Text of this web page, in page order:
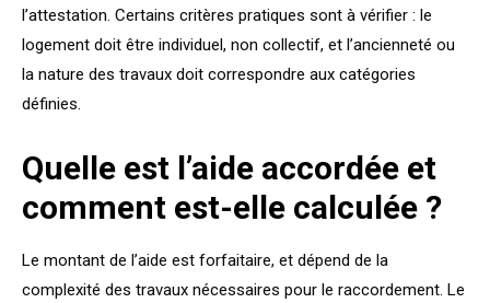
l’attestation. Certains critères pratiques sont à vérifier : le
logement doit être individuel, non collectif, et l’ancienneté ou
la nature des travaux doit correspondre aux catégories
définies.
Quelle est l’aide accordée et
comment est-elle calculée ?
Le montant de l’aide est forfaitaire, et dépend de la
complexité des travaux nécessaires pour le raccordement. Le